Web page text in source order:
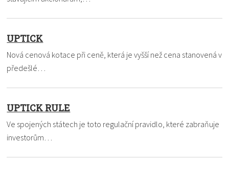
UPTICK
Nová cenová kotace při ceně, která je vyšší než cena stanovená v
předešlé…
UPTICK RULE
Ve spojených státech je toto regulační pravidlo, které zabraňuje
investorům…